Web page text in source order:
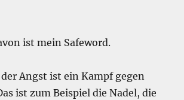
ist mein Safeword.
Angst ist ein Kampf gegen
ist zum Beispiel die Nadel, die